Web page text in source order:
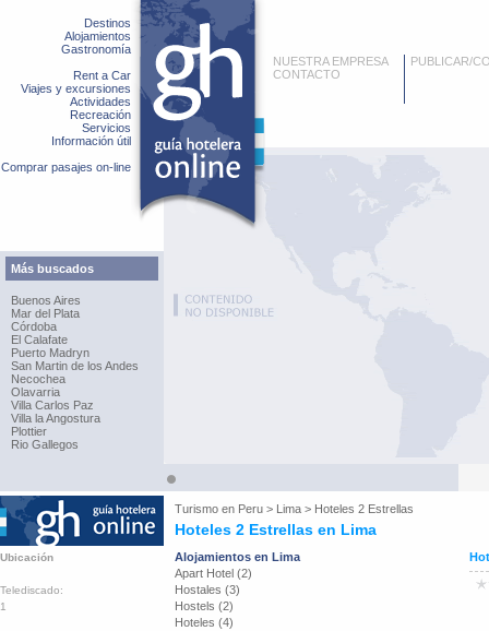
Destinos
Alojamientos
Gastronomía
Rent a Car
Viajes y excursiones
Actividades
Recreación
Servicios
Información útil
Comprar pasajes on-line
Más buscados
Buenos Aires
Mar del Plata
Córdoba
El Calafate
Puerto Madryn
San Martin de los Andes
Necochea
Olavarria
Villa Carlos Paz
Villa la Angostura
Plottier
Rio Gallegos
NUESTRA EMPRESA
CONTACTO
PUBLICAR/
Turismo en Peru > Lima > Hoteles 2 Estrellas
Hoteles 2 Estrellas en Lima
Ubicación
Telediscado:
1
Alojamientos en Lima
Apart Hotel (2)
Hostales (3)
Hostels (2)
Hoteles (4)